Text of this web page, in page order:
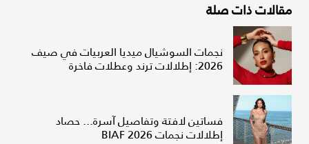
مقالات ذات صلة
نجمات السوشيال ميديا العربيات في صيف
2026: إطلالات ترند وعطلات فاخرة
فساتين لافتة وتفاصيل آسرة... حصاد
إطلالات نجمات BIAF 2026